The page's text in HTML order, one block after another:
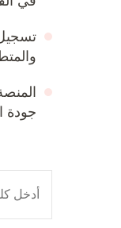
جودة
البحث
عن: